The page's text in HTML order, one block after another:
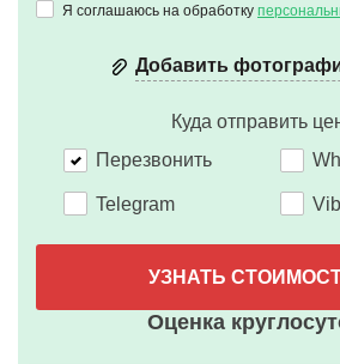
Я соглашаюсь на обработку
Добавить
Куда отправить
Перезвонить
Telegram
УЗНАТЬ
Оценка